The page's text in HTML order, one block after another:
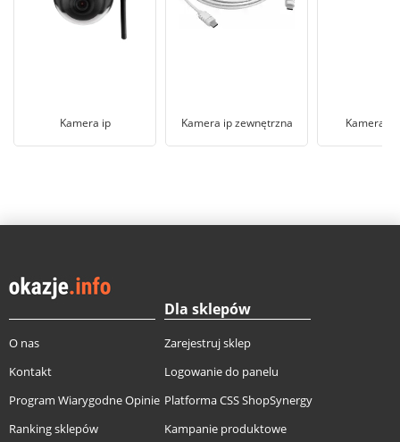
Kamera ip Kamera ip zewnętrzna Kamera ip
O nas
Kontakt
Program Wiarygodne Opinie
Ranking sklepów
Dla sklepów
Zarejestruj sklep
Logowanie do panelu
Platforma CSS ShopSynergy
Kampanie produktowe